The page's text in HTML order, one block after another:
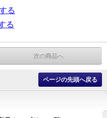
る
る
次の商品へ
ページの先頭へ戻る